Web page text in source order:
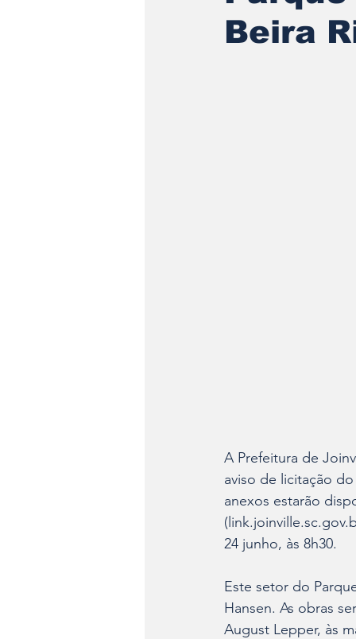
Beira
A Prefeitura de
aviso de licitação
anexos estarão
24 junho, às 8h30.
Este setor do
Hansen. As obras
August Lepper, às